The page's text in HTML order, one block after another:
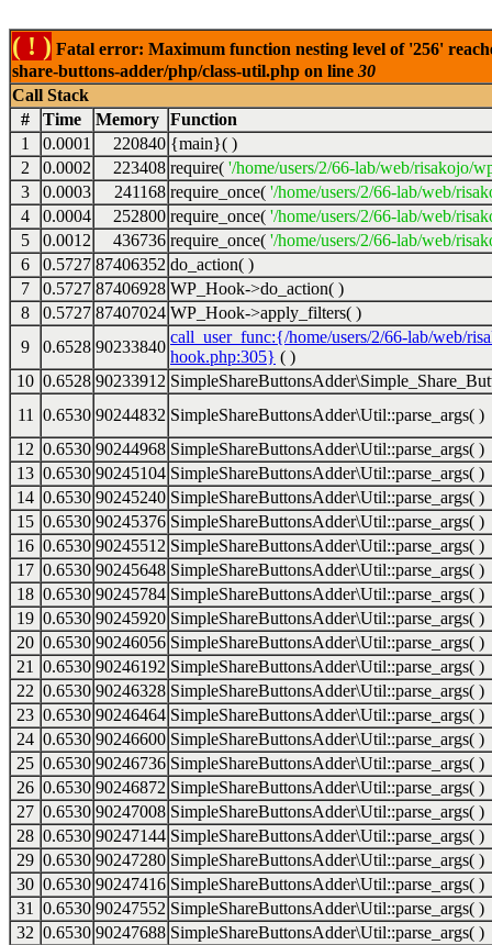
( ! ) Fatal error: Maximum function nesting level of '256'
share-buttons-adder/php/class-util.php on line 30
Call Stack
#
Time Memory Function
1
0.0001 220840 {main}( )
2
0.0002 223408 require( '/home/users/2/66-lab/web/risakojo/
3
0.0003 241168 require_once( '/home/users/2/66-lab/web/
4
0.0004 252800 require_once( '/home/users/2/66-lab/web/
5
0.0012 436736 require_once( '/home/users/2/66-lab/web/
6
0.5727 87406352 do_action( )
7
0.5727 87406928 WP_Hook->do_action( )
8
0.5727 87407024 WP_Hook->apply_filters( )
9
0.6528 90233840
call_user_func:{/home/users/2/66-lab/web/
hook.php:305} ( )
10 0.6528 90233912
11
0.6530 90244832 SimpleShareButtonsAdder\Util::parse_args( )
12 0.6530 90244968 SimpleShareButtonsAdder\Util::parse_args( )
13 0.6530 90245104 SimpleShareButtonsAdder\Util::parse_args( )
14 0.6530 90245240 SimpleShareButtonsAdder\Util::parse_args( )
15 0.6530 90245376 SimpleShareButtonsAdder\Util::parse_args( )
16 0.6530 90245512 SimpleShareButtonsAdder\Util::parse_args( )
17 0.6530 90245648 SimpleShareButtonsAdder\Util::parse_args( )
18 0.6530 90245784 SimpleShareButtonsAdder\Util::parse_args( )
19 0.6530 90245920 SimpleShareButtonsAdder\Util::parse_args( )
20 0.6530 90246056 SimpleShareButtonsAdder\Util::parse_args( )
21
0.6530 90246192 SimpleShareButtonsAdder\Util::parse_args( )
22 0.6530 90246328 SimpleShareButtonsAdder\Util::parse_args( )
23 0.6530 90246464 SimpleShareButtonsAdder\Util::parse_args( )
24 0.6530 90246600 SimpleShareButtonsAdder\Util::parse_args( )
25 0.6530 90246736 SimpleShareButtonsAdder\Util::parse_args( )
26 0.6530 90246872 SimpleShareButtonsAdder\Util::parse_args( )
27 0.6530 90247008 SimpleShareButtonsAdder\Util::parse_args( )
28 0.6530 90247144 SimpleShareButtonsAdder\Util::parse_args( )
29 0.6530 90247280 SimpleShareButtonsAdder\Util::parse_args( )
30 0.6530 90247416 SimpleShareButtonsAdder\Util::parse_args( )
31
0.6530 90247552 SimpleShareButtonsAdder\Util::parse_args( )
32 0.6530 90247688 SimpleShareButtonsAdder\Util::parse_args( )